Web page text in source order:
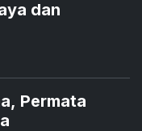
dan
Permata